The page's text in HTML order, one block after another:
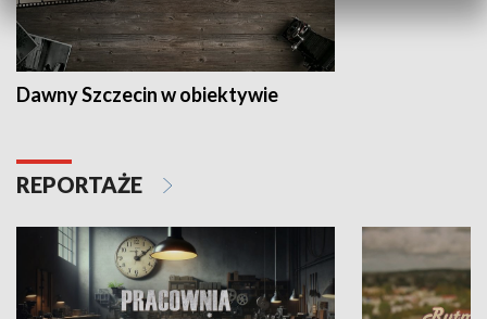
Dawny Szczecin w obiektywie
REPORTAŻE